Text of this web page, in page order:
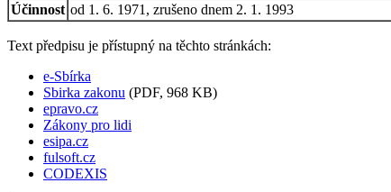
Účinnost od 1. 6. 1971, zrušeno dnem 2. 1. 1993
Text předpisu je přístupný na těchto stránkách:
e-Sbírka
Sbirka zakonu (PDF, 968 KB)
epravo.cz
Zákony pro lidi
esipa.cz
fulsoft.cz
CODEXIS